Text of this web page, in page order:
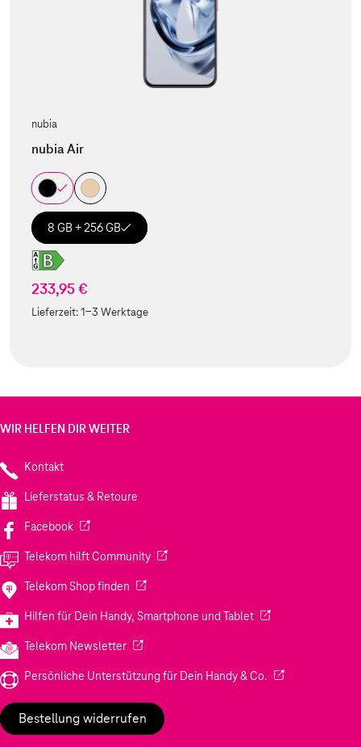
nubia
nubia Air
8 GB + 256 GB
233,95 €
Lieferzeit:1-3 Werktage
WIR HELFEN DIR WEITER
Kontakt
Lieferstatus & Retoure
Facebook(Wird in einem neuen Tab geöffnet)
Telekom hilft Community(Wird in einem neuen Tab geöffnet)
Telekom Shop finden (Wird in einem neuen Tab geöffnet)
Hilfen für Dein Handy, Smartphone und Tablet(Wird in einem
Telekom Newsletter(Wird in einem neuen Tab geöffnet)
Persönliche Unterstützung für Dein Handy & Co. (Wird in einem
Bestellung widerrufen